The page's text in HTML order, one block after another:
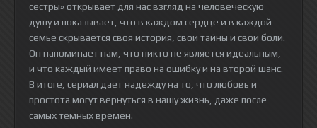
сестры» открывает для нас взгляд на человеческую
душу и показывает, что в каждом сердце и в каждой
семье скрывается своя история, свои тайны и свои боли.
Он напоминает нам, что никто не является идеальным,
и что каждый имеет право на ошибку и на второй шанс.
В итоге, сериал дает надежду на то, что любовь и
простота могут вернуться в нашу жизнь, даже после
самых темных времен.